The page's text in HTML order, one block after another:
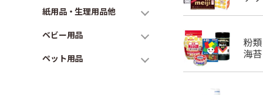
紙用品・生理用品他
ベビー用品
ペット用品